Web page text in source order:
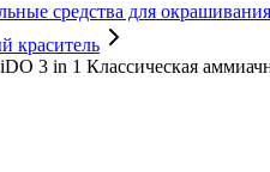
средства для
краситель
3 in 1 Классическая